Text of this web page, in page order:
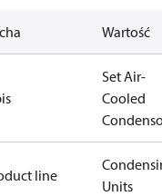
Wartość
Set Air-
Cooled
line
Units